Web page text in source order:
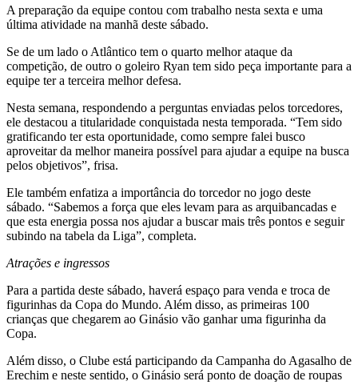
A preparação da equipe contou com trabalho nesta sexta e uma
última atividade na manhã deste sábado.
Se de um lado o Atlântico tem o quarto melhor ataque da
competição, de outro o goleiro Ryan tem sido peça importante para a
equipe ter a terceira melhor defesa.
Nesta semana, respondendo a perguntas enviadas pelos torcedores,
ele destacou a titularidade conquistada nesta temporada. “Tem sido
gratificando ter esta oportunidade, como sempre falei busco
aproveitar da melhor maneira possível para ajudar a equipe na busca
pelos objetivos”, frisa.
Ele também enfatiza a importância do torcedor no jogo deste
sábado. “Sabemos a força que eles levam para as arquibancadas e
que esta energia possa nos ajudar a buscar mais três pontos e seguir
subindo na tabela da Liga”, completa.
Atrações e ingressos
Para a partida deste sábado, haverá espaço para venda e troca de
figurinhas da Copa do Mundo. Além disso, as primeiras 100
crianças que chegarem ao Ginásio vão ganhar uma figurinha da
Copa.
Além disso, o Clube está participando da Campanha do Agasalho de
Erechim e neste sentido, o Ginásio será ponto de doação de roupas